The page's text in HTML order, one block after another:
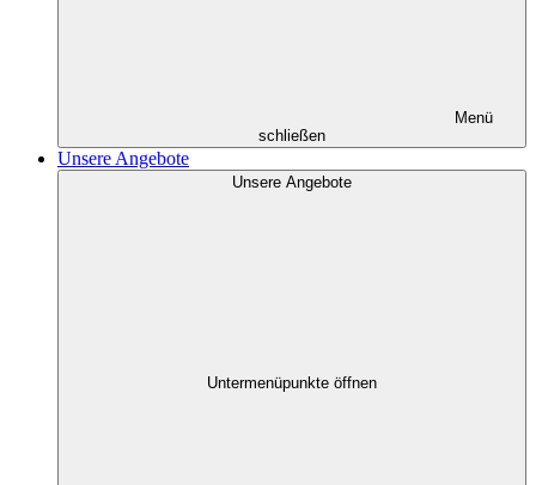
Menü
schließen
Unsere Angebote
Unsere Angebote
Untermenüpunkte öffnen